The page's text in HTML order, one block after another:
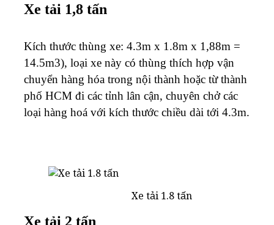
Xe tải 1,8 tấn
Kích thước thùng xe: 4.3m x 1.8m x 1,88m =
14.5m3), loại xe này có thùng thích hợp vận
chuyển hàng hóa trong nội thành hoặc từ thành
phố HCM đi các tỉnh lân cận, chuyên chở các
loại hàng hoá với kích thước chiều dài tới 4.3m.
Xe tải 1.8 tấn
Xe tải 2 tấn